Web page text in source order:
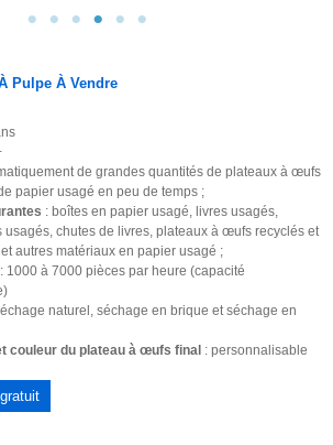
Pulpe À Vendre
de grandes quantités de plateaux à œufs
papier usagé en peu de temps ;
: boîtes en papier usagé, livres usagés,
usagés, chutes de livres, plateaux à œufs recyclés et
autres matériaux en papier usagé ;
: 1000 à 7000 pièces par heure (capacité
naturel, séchage en brique et séchage en
couleur du plateau à œufs final : personnalisable